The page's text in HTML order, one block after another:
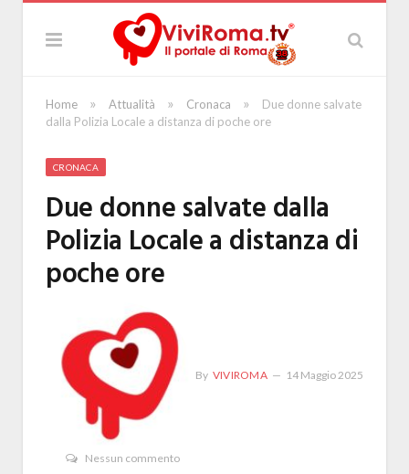
Home » Attualità » Cronaca »
Due donne salvate
dalla Polizia Locale a distanza di poche ore
CRONACA
Due donne salvate dalla
Polizia Locale a distanza di
poche ore
By VIVIROMA 14 Maggio 2025
Nessun commento